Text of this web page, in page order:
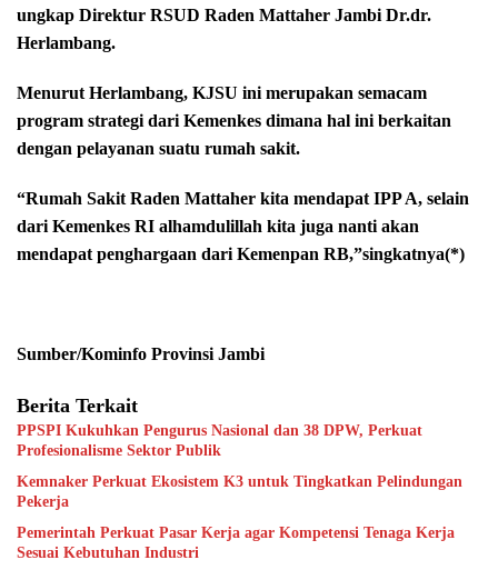
ungkap Direktur RSUD Raden Mattaher Jambi Dr.dr.
Herlambang.
Menurut Herlambang, KJSU ini merupakan semacam
program strategi dari Kemenkes dimana hal ini berkaitan
dengan pelayanan suatu rumah sakit.
“Rumah Sakit Raden Mattaher kita mendapat IPP A, selain
dari Kemenkes RI alhamdulillah kita juga nanti akan
mendapat penghargaan dari Kemenpan RB,”singkatnya(*)
Sumber/Kominfo Provinsi Jambi
Berita Terkait
PPSPI Kukuhkan Pengurus Nasional dan 38 DPW, Perkuat
Profesionalisme Sektor Publik
Kemnaker Perkuat Ekosistem K3 untuk Tingkatkan Pelindungan
Pekerja
Pemerintah Perkuat Pasar Kerja agar Kompetensi Tenaga Kerja
Sesuai Kebutuhan Industri